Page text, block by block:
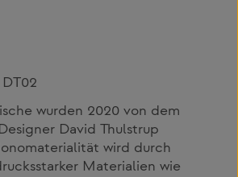
wurden 2020 von dem
David Thulstrup
wird durch
Materialien wie